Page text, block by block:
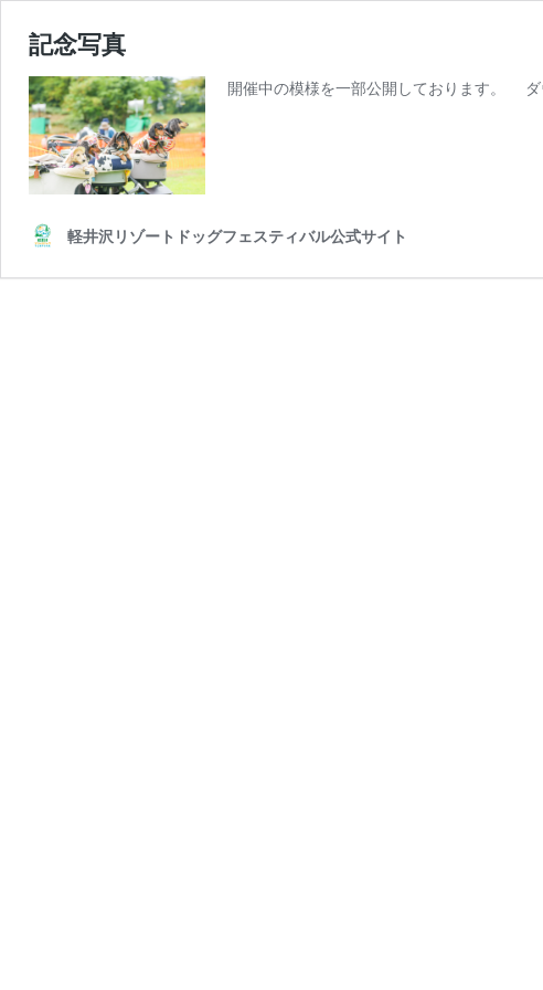
記念写真
開催中の模様を一部公開しております。 ダ
軽井沢リゾートドッグフェスティバル公式サイト